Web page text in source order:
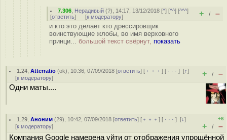
7.306 Нерадивый (?), 14:17, 13/12/2018 [^] [^^] [^^^]
[ответить] [к модератору] + / –
и кто это делает кто дрессировщик
воинствующие жлобы, во имя верховного
принци... большой текст свёрнут, показать
1.24 ,Atterratio (ok), 10:36, 07/09/2018 [ответить] [ ﹢﹢﹢] [ · · ·][↑]
[к модератору] + / –
Одни маты....
1.29 ,Аноним (29), 10:42, 07/09/2018 [ответить] [ ﹢﹢﹢] [ · · ·][↓]
[к модератору]
+6
+ / –
Компания Google намерена уйти от отображения упрощённой